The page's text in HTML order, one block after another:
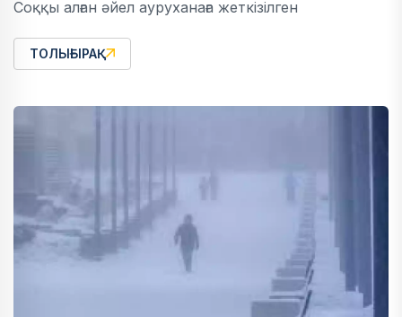
Соққы алған әйел ауруханаға жеткізілген
ТОЛЫҒЫРАҚ